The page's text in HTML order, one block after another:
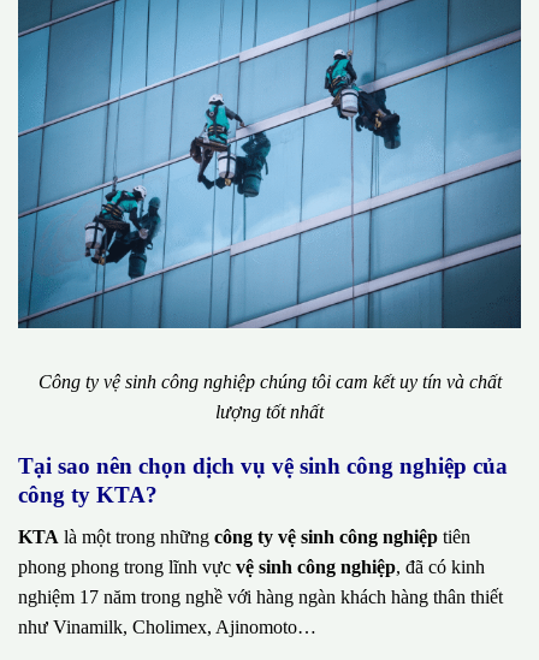
Công ty vệ sinh công nghiệp chúng tôi cam kết uy tín và chất
lượng tốt nhất
Tại sao nên chọn dịch vụ vệ sinh công nghiệp của
công ty KTA?
KTA là một trong những công ty vệ sinh công nghiệp tiên
phong phong trong lĩnh vực vệ sinh công nghiệp, đã có kinh
nghiệm 17 năm trong nghề với hàng ngàn khách hàng thân thiết
như Vinamilk, Cholimex, Ajinomoto…